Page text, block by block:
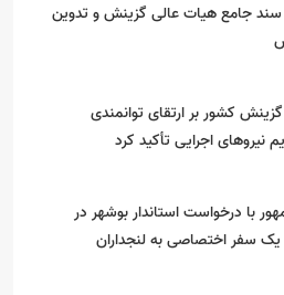
سند جامع هیات عالی گزینش و‌ تدوین
کشور بر ارتقای توانمندی
نیروهای اجرایی تأکید کرد
با درخواست استاندار بوشهر در
سفر اختصاصی به لنجداران